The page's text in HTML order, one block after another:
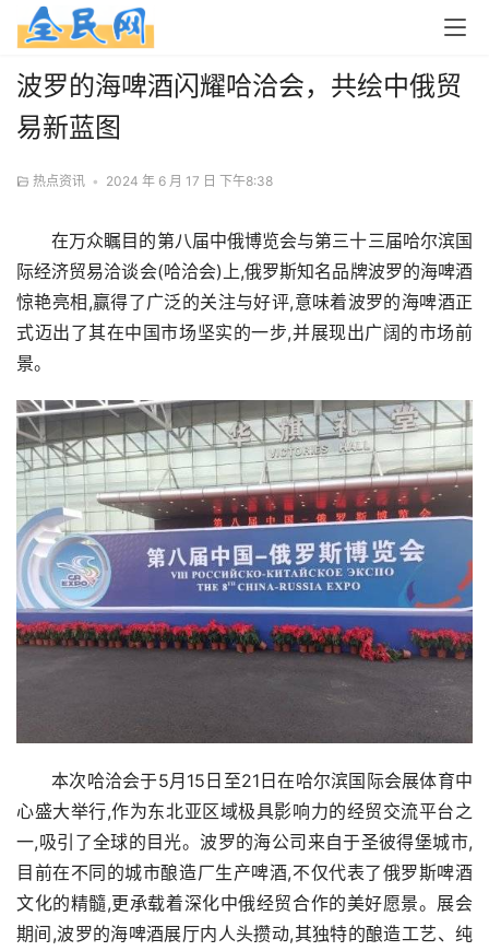
波罗的海啤酒闪耀哈洽会，共绘中俄贸
易新蓝图
热点资讯 • 2024 年 6 月 17 日 下午8:38
在万众瞩目的第八届中俄博览会与第三十三届哈尔滨国
际经济贸易洽谈会(哈洽会)上,俄罗斯知名品牌波罗的海啤酒
惊艳亮相,赢得了广泛的关注与好评,意味着波罗的海啤酒正
式迈出了其在中国市场坚实的一步,并展现出广阔的市场前
景。
本次哈洽会于5月15日至21日在哈尔滨国际会展体育中
心盛大举行,作为东北亚区域极具影响力的经贸交流平台之
一,吸引了全球的目光。波罗的海公司来自于圣彼得堡城市,
目前在不同的城市酿造厂生产啤酒,不仅代表了俄罗斯啤酒
文化的精髓,更承载着深化中俄经贸合作的美好愿景。展会
期间,波罗的海啤酒展厅内人头攒动,其独特的酿造工艺、纯